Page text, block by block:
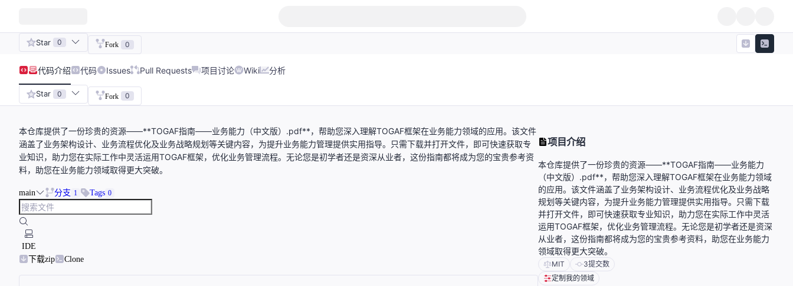
Star 0 Fork 0
代码介绍 代码 Issues Pull Requests 项目讨论 Wiki 分析
Star 0 Fork 0
本仓库提供了一份珍贵的资源——**TOGAF指南——业务能力（中文版）.pdf**，帮助您深入理解TOGAF框架在业务能力领域的应用。该文件
涵盖了业务架构设计、业务流程优化及业务战略规划等关键内容，为提升业务能力管理提供实用指导。只需下载并打开文件，即可快速获取专
业知识，助力您在实际工作中灵活运用TOGAF框架，优化业务管理流程。无论您是初学者还是资深从业者，这份指南都将成为您的宝贵参考资
料，助您在业务能力领域取得更大突破。
main 分支 1 Tags 0
IDE
下载zip
Clone
项目介绍
本仓库提供了一份珍贵的资源——**TOGAF指南——业务能力
（中文版）.pdf**，帮助您深入理解TOGAF框架在业务能力领域
的应用。该文件涵盖了业务架构设计、业务流程优化及业务战略
规划等关键内容，为提升业务能力管理提供实用指导。只需下载
并打开文件，即可快速获取专业知识，助力您在实际工作中灵活
运用TOGAF框架，优化业务管理流程。无论您是初学者还是资深
从业者，这份指南都将成为您的宝贵参考资料，助您在业务能力
领域取得更大突破。
MIT 3提交数
定制我的领域